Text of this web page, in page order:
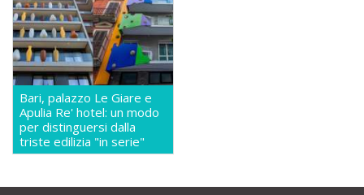
Bari, palazzo Le Giare e
Apulia Re' hotel: un modo
per distinguersi dalla
triste edilizia "in serie"